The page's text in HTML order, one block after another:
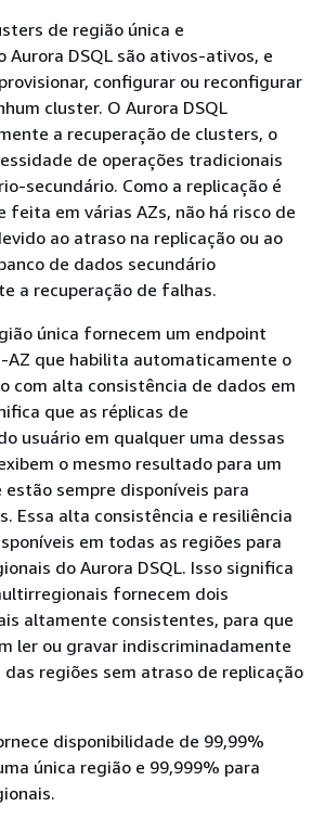
de região única e
Aurora DSQL são ativos-ativos, e
configurar ou reconfigurar
cluster. O Aurora DSQL
a recuperação de clusters, o
de operações tradicionais
secundário. Como a replicação é
feita em várias AZs, não há risco de
ao atraso na replicação ou ao
de dados secundário
a recuperação de falhas.
única fornecem um endpoint
que habilita automaticamente o
com alta consistência de dados em
que as réplicas de
usuário em qualquer uma dessas
o mesmo resultado para um
sempre disponíveis para
Essa alta consistência e resiliência
em todas as regiões para
do Aurora DSQL. Isso significa
fornecem dois
altamente consistentes, para que
ler ou gravar indiscriminadamente
regiões sem atraso de replicação
disponibilidade de 99,99%
única região e 99,999% para